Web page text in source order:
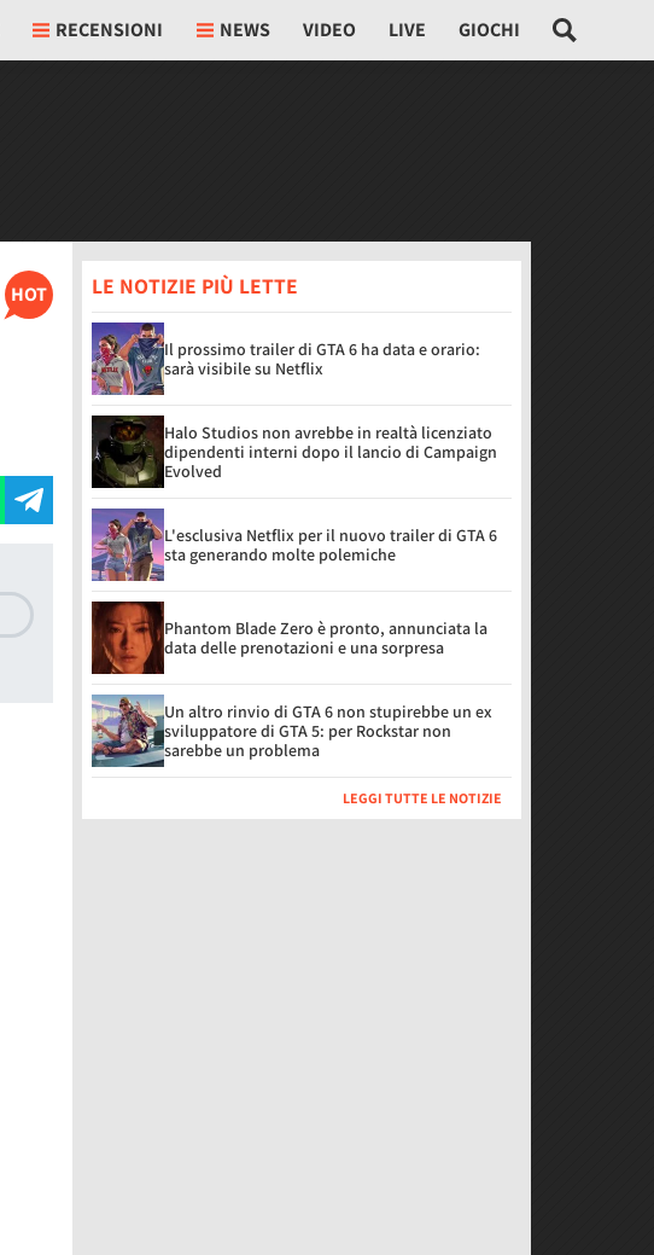
RECENSIONI NEWS VIDEO LIVE GIOCHI
HOT LE NOTIZIE PIÙ LETTE
Il prossimo trailer di GTA 6 ha data e orario:
sarà visibile su Netflix
Halo Studios non avrebbe in realtà licenziato
dipendenti interni dopo il lancio di Campaign
Evolved
L'esclusiva Netflix per il nuovo trailer di GTA 6
sta generando molte polemiche
Phantom Blade Zero è pronto, annunciata la
data delle prenotazioni e una sorpresa
Un altro rinvio di GTA 6 non stupirebbe un ex
sviluppatore di GTA 5: per Rockstar non
sarebbe un problema
LEGGI TUTTE LE NOTIZIE